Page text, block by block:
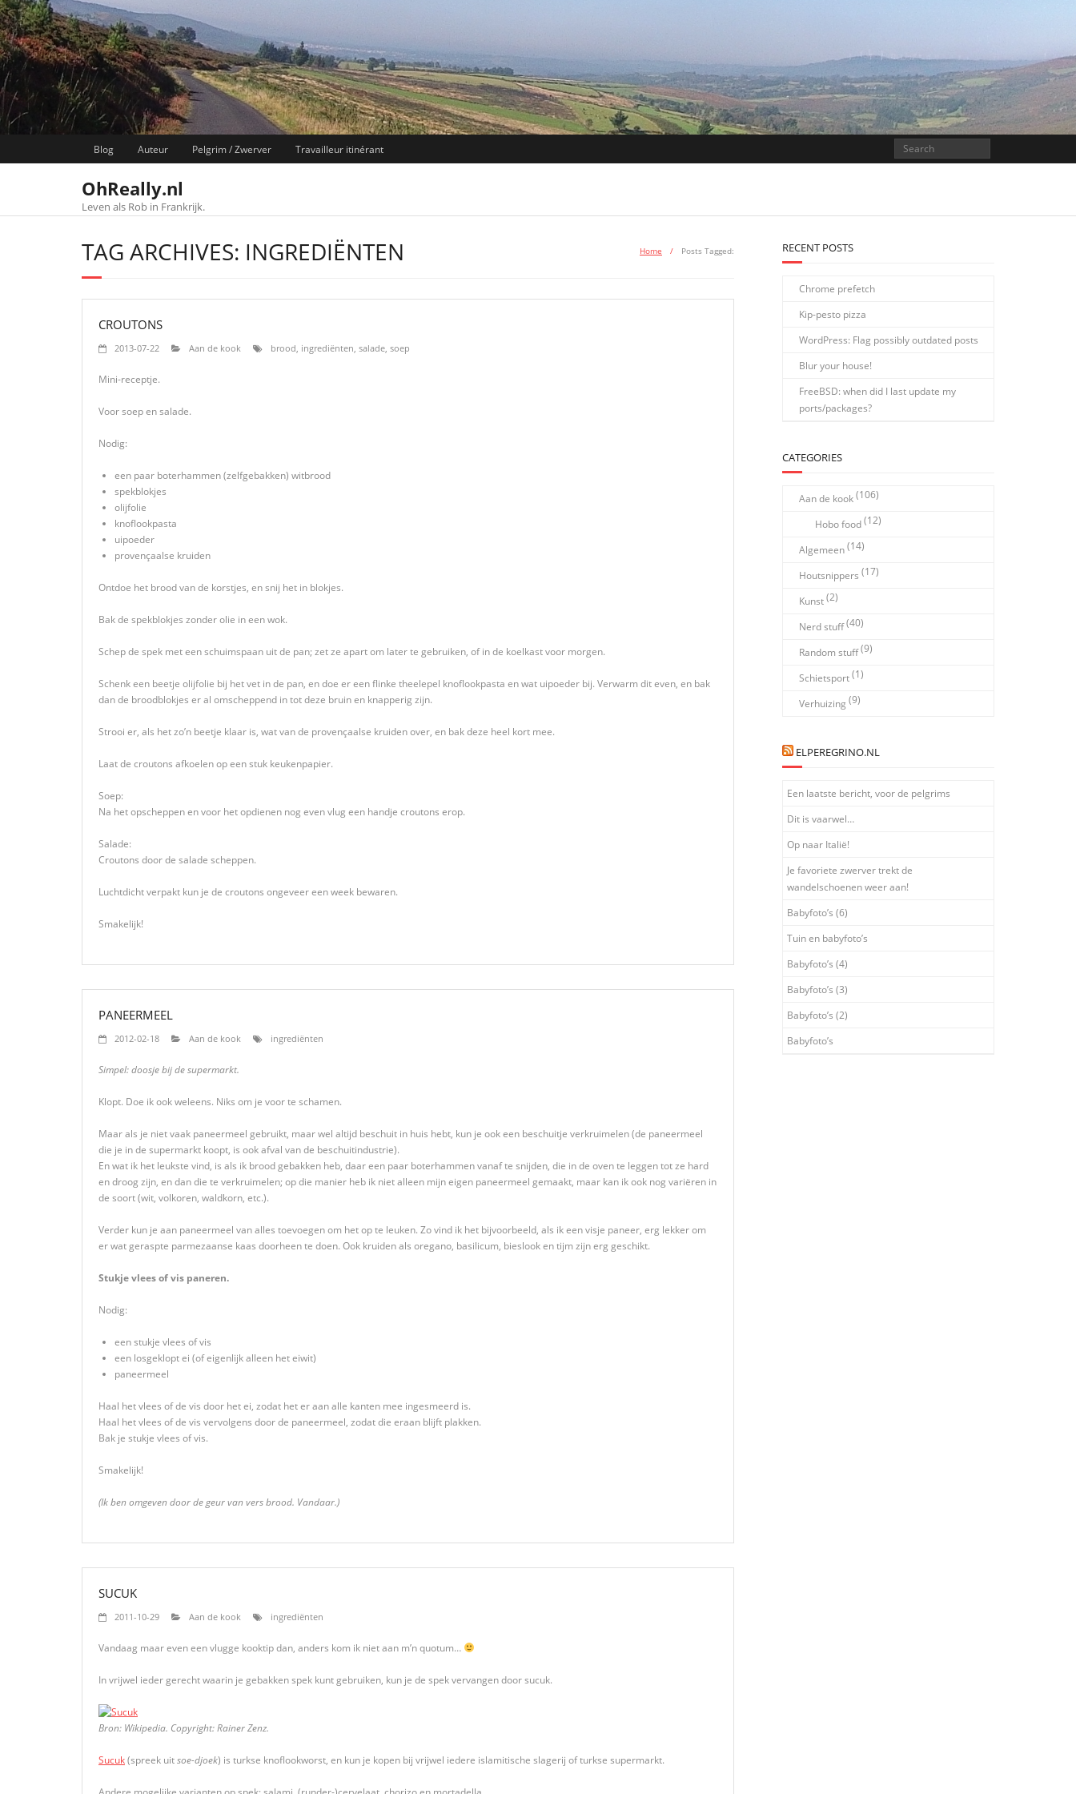
Skip
to
content
Blog Auteur Pelgrim / Zwerver Travailleur itinérant
OhReally.nl
Leven als Rob in Frankrijk.
TAG ARCHIVES: INGREDIËNTEN Home / Posts Tagged:
CROUTONS
2013-07-22 Aan de kook brood, ingrediënten, salade, soep
Mini-receptje.
Voor soep en salade.
Nodig:
een paar boterhammen (zelfgebakken) witbrood
spekblokjes
olijfolie
knoflookpasta
uipoeder
provençaalse kruiden
Ontdoe het brood van de korstjes, en snij het in blokjes.
Bak de spekblokjes zonder olie in een wok.
Schep de spek met een schuimspaan uit de pan; zet ze apart om later te gebruiken, of in de koelkast voor morgen.
Schenk een beetje olijfolie bij het vet in de pan, en doe er een flinke theelepel knoflookpasta en wat uipoeder bij. Verwarm dit even, en bak
dan de broodblokjes er al omscheppend in tot deze bruin en knapperig zijn.
Strooi er, als het zo’n beetje klaar is, wat van de provençaalse kruiden over, en bak deze heel kort mee.
Laat de croutons afkoelen op een stuk keukenpapier.
Soep:
Na het opscheppen en voor het opdienen nog even vlug een handje croutons erop.
Salade:
Croutons door de salade scheppen.
Luchtdicht verpakt kun je de croutons ongeveer een week bewaren.
Smakelijk!
PANEERMEEL
2012-02-18 Aan de kook ingrediënten
Simpel: doosje bij de supermarkt.
Klopt. Doe ik ook weleens. Niks om je voor te schamen.
Maar als je niet vaak paneermeel gebruikt, maar wel altijd beschuit in huis hebt, kun je ook een beschuitje verkruimelen (de paneermeel
die je in de supermarkt koopt, is ook afval van de beschuitindustrie).
En wat ik het leukste vind, is als ik brood gebakken heb, daar een paar boterhammen vanaf te snijden, die in de oven te leggen tot ze hard
en droog zijn, en dan die te verkruimelen; op die manier heb ik niet alleen mijn eigen paneermeel gemaakt, maar kan ik ook nog variëren in
de soort (wit, volkoren, waldkorn, etc.).
Verder kun je aan paneermeel van alles toevoegen om het op te leuken. Zo vind ik het bijvoorbeeld, als ik een visje paneer, erg lekker om
er wat geraspte parmezaanse kaas doorheen te doen. Ook kruiden als oregano, basilicum, bieslook en tijm zijn erg geschikt.
Stukje vlees of vis paneren.
Nodig:
een stukje vlees of vis
een losgeklopt ei (of eigenlijk alleen het eiwit)
paneermeel
Haal het vlees of de vis door het ei, zodat het er aan alle kanten mee ingesmeerd is.
Haal het vlees of de vis vervolgens door de paneermeel, zodat die eraan blijft plakken.
Bak je stukje vlees of vis.
Smakelijk!
(Ik ben omgeven door de geur van vers brood. Vandaar.)
SUCUK
2011-10-29 Aan de kook ingrediënten
Vandaag maar even een vlugge kooktip dan, anders kom ik niet aan m’n quotum…
In vrijwel ieder gerecht waarin je gebakken spek kunt gebruiken, kun je de spek vervangen door sucuk.
Bron: Wikipedia. Copyright: Rainer Zenz.
Sucuk(spreek uitsoe-djoek) is turkse knoflookworst, en kun je kopen bij vrijwel iedere islamitische slagerij of turkse supermarkt.
RECENT POSTS
Chrome prefetch
Kip-pesto pizza
WordPress: Flag possibly outdated posts
Blur your house!
FreeBSD: when did I last update my
ports/packages?
CATEGORIES
Aan de kook(106)
Hobo food(12)
Algemeen(14)
Houtsnippers (17)
Kunst(2)
Nerd stuff(40)
Random stuff(9)
Schietsport(1)
Verhuizing (9)
ELPEREGRINO.NL
Een laatste bericht, voor de pelgrims
Dit is vaarwel…
Op naar Italië!
Je favoriete zwerver trekt de
wandelschoenen weer aan!
Babyfoto’s (6)
Tuin en babyfoto’s
Babyfoto’s (4)
Babyfoto’s (3)
Babyfoto’s (2)
Babyfoto’s